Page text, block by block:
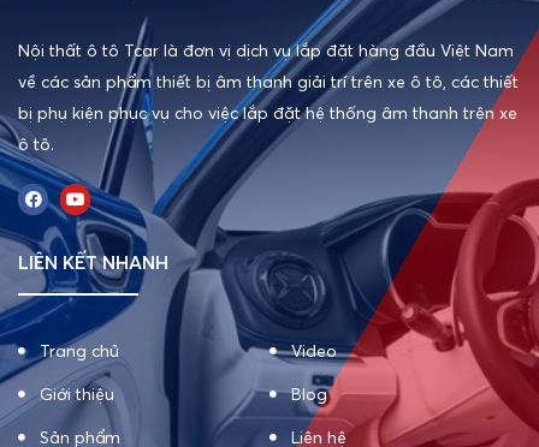
Nội thất ô tô Tcar là đơn vị dịch vụ lắp đặt hàng đầu Việt Nam
về các sản phẩm thiết bị âm thanh giải trí trên xe ô tô, các thiết
bị phụ kiện phục vụ cho việc lắp đặt hệ thống âm thanh trên xe
ô tô.
LIÊN KẾT NHANH
Trang chủ
Giới thiệu
Sản phẩm
Video
Blog
Liên hệ